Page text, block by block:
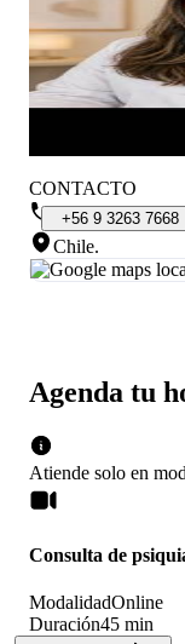
Agenda tu
Atiende solo en
Consulta de
ModalidadOnline
Duración45 min
CONTACTO
+56 9 3263 7668
Chile.